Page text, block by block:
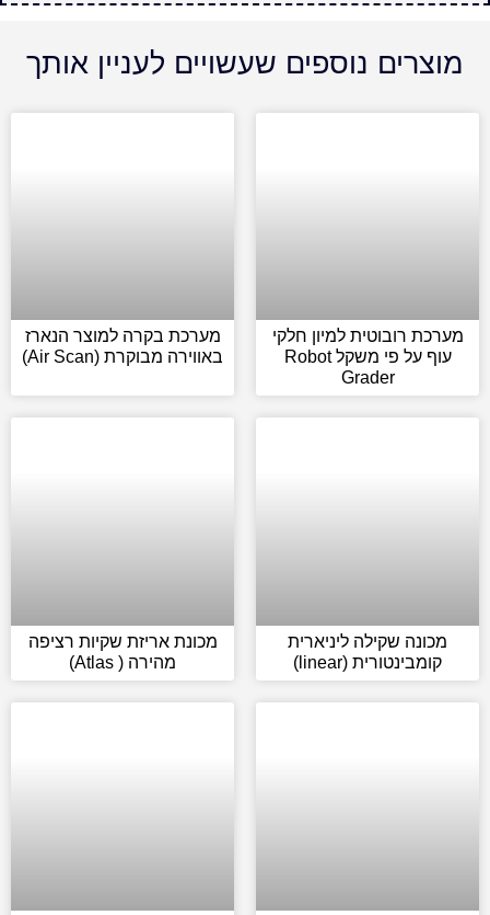
מוצרים נוספים שעשויים לעניין אותך
מערכת רובוטית למיון חלקי
עוף על פי משקל Robot
Grader
מערכת בקרה למוצר הנארז
באווירה מבוקרת (Air Scan)
מכונה שקילה ליניארית
קומבינטורית (linear)
מכונת אריזת שקיות רציפה
מהירה ( Atlas)